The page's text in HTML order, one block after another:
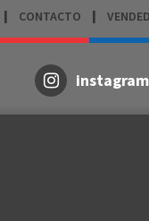
CONTACTO
instagram